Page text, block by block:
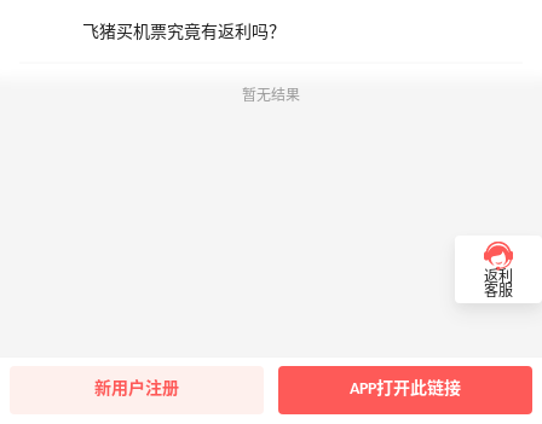
飞猪买机票究竟有返利吗？
暂无结果
返利
客服
新用户注册 APP打开此链接